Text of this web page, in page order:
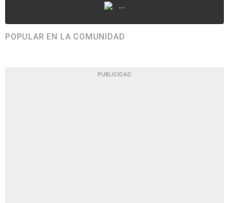
...
POPULAR EN LA COMUNIDAD
PUBLICIDAD